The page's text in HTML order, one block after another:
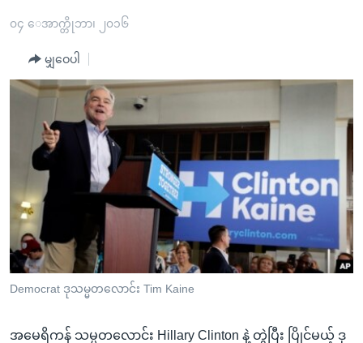
ပင်မ
ကျော်
ညွန်း
စာမျက်နှာ
သို့
ကျော်
ကြည့်
ရှာဖွေ
အစ္စရေး-ပါလက်စတိုင်း
သတင်းလွတ်လပ်ခွင့်
အင်္ဂလိပ်စာလေ့လာမယ်
အမေရိကန်သုံးအီဒီယံ
မကြေးမုံရဲ့ အင်္ဂလိပ်စာ
ရုပ်ရှင်ထဲက အင်္ဂလိပ်စာ
သုတပဒေသာ အင်္ဂလိပ်စာ
အပတ်စဉ်ကဏ္ဍများ
ရေဒီယို
တီဗွီ
ရေဒီယိုနှင့်ရုပ်သံ အချက်အလက်များ
ရေဒီယို/တီဗွီအစီအစဉ်
Learning English
ဗွီအိုအေ လူမှုကွန်ယက်များ
ဘာသာစကားများ
၀၄ ေအာက္တိုဘာ၊ ၂၀၁၆
မျှဝေပါ
Democrat ဒုသမ္မတလောင်း Tim Kaine
အမေရိကန် သမ္မတလောင်း Hillary Clinton နဲ့ တွဲပြီး ပြိုင်မယ့် ဒု